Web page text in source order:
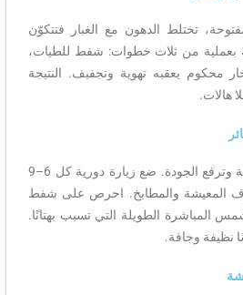
تختلط الدهون مع الغبار فتتكوّن
بعملية من ثلاث خطوات: شفط للطيات،
محكوم يعقبه تهوية وتجفيف. النتيجة
هالات.
الجدولة الذكية تقلل التكلفة وترفع الجودة. ضع زيارة دورية كل 6–9
المعيشة والمطابخ. احرص على شفط
المباشرة الطويلة التي تسبب بهتانًا.
نظيفة وجافة.